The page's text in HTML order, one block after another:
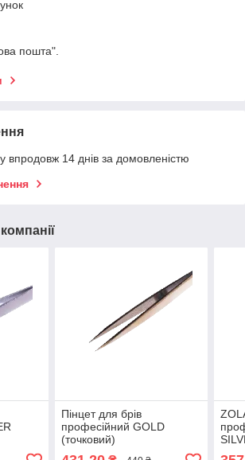
пошта".
впродовж 14 днів за домовленістю
Пінцет для брів
професійний GOLD
(точковий)